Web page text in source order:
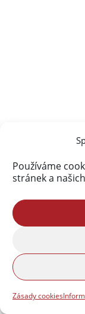
Používáme
stránek a
Zásady cookies
« Starší